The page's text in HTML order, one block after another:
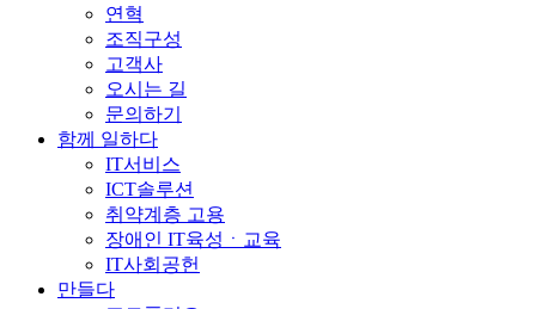
연혁
조직구성
고객사
오시는 길
문의하기
함께 일하다
IT서비스
ICT솔루션
취약계층 고용
장애인 IT육성ㆍ교육
IT사회공헌
만들다